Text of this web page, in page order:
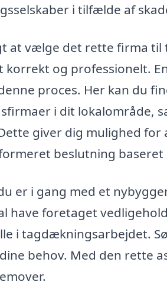
i tilfælde af
at vælge det rette firma
korrekt og professionelt.
proces. Her kan du
i dit lokalområde,
giver dig mulighed for
beslutning baseret
er i gang med et
have foretaget
i tagdækningsarbejdet.
behov. Med den rette